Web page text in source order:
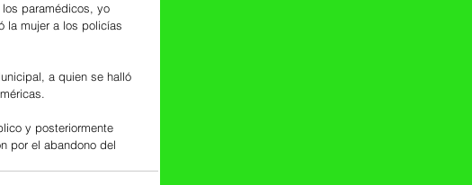
paramédicos, yo
la mujer a los policías
a quien se halló
y posteriormente
por el abandono del